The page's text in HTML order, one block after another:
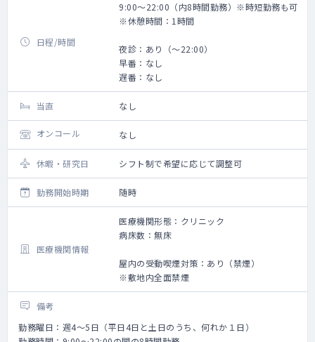
日程/時間
9:00～22:00（内8時間勤務）※時短勤務も可
※休憩時間：1時間
夜診：あり（～22:00）
早番：なし
遅番：なし
当直 なし
オンコール なし
休暇・研究日 シフト制で希望に応じて調整可
勤務開始時期 随時
医療機関情報
医療機関形態：クリニック
病床数：無床
屋内の受動喫煙対策：あり（禁煙）
※敷地内全面禁煙
備考
勤務曜日：週4～5日（平日4日と土日のうち、何れか１日）